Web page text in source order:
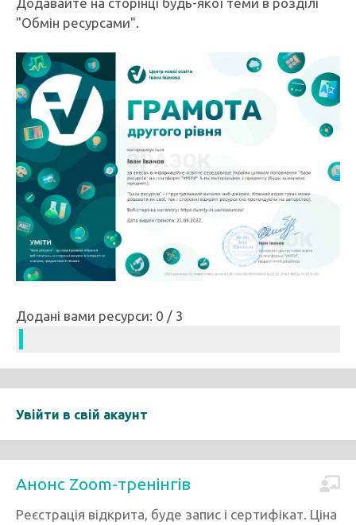
"Обмін ресурсами".
Додані вами ресурси: 0 / 3
Увійти в свій акаунт
Анонс Zoom-тренінгів
Реєстрація відкрита, буде запис і сертифікат. Ціна